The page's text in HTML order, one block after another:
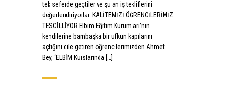
tek seferde geçtiler ve şu an iş tekliflerini
değerlendiriyorlar. KALİTEMİZİ ÖĞRENCİLERİMİZ
TESCİLLİYOR Elbim Eğitim Kurumları’nın
kendilerine bambaşka bir ufkun kapılarını
açtığını dile getiren öğrencilerimizden Ahmet
Bey, ‘ELBİM Kurslarında […]